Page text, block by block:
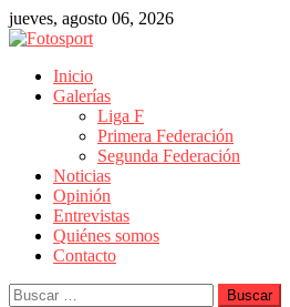
Skip
to
jueves, agosto 06, 2026
Fotosport
Galerías de fotos y mucho más
Inicio
Galerías
Liga F
Primera Federación
Segunda Federación
Noticias
Opinión
Entrevistas
Quiénes somos
Contacto
Buscar: